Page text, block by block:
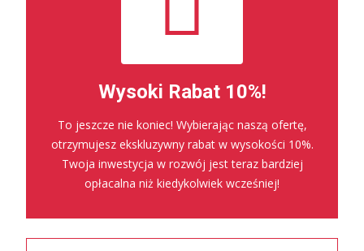
Wysoki Rabat 10%!
To jeszcze nie koniec! Wybierając naszą ofertę,
otrzymujesz ekskluzywny rabat w wysokości 10%.
Twoja inwestycja w rozwój jest teraz bardziej
opłacalna niż kiedykolwiek wcześniej!